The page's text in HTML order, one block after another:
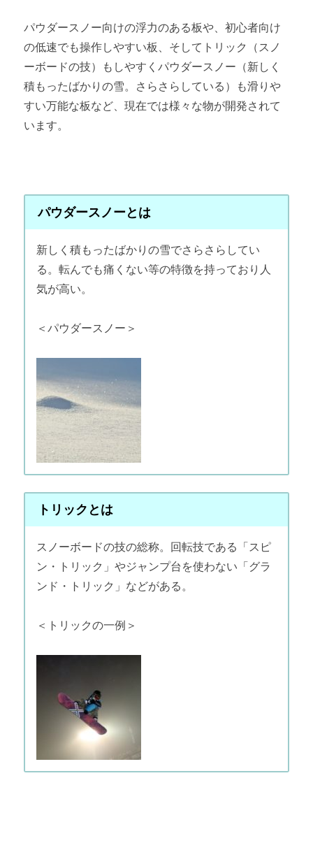
パウダースノー向けの浮力のある板や、初心者向け
の低速でも操作しやすい板、そしてトリック（スノ
ーボードの技）もしやすくパウダースノー（新しく
積もったばかりの雪。さらさらしている）も滑りや
すい万能な板など、現在では様々な物が開発されて
います。
パウダースノーとは
新しく積もったばかりの雪でさらさらしてい
る。転んでも痛くない等の特徴を持っており人
気が高い。
＜パウダースノー＞
トリックとは
スノーボードの技の総称。回転技である「スピ
ン・トリック」やジャンプ台を使わない「グラ
ンド・トリック」などがある。
＜トリックの一例＞